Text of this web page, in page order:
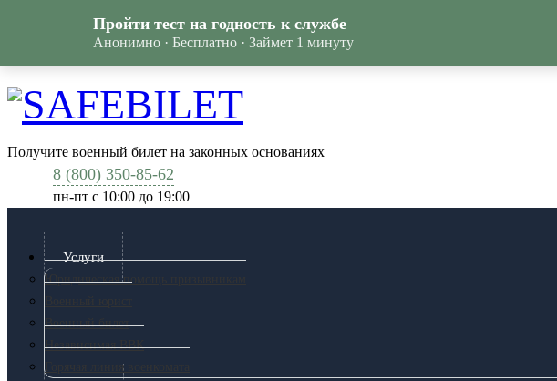
Получите военный билет на законных основаниях
8 (800) 350-85-62
пн-пт c 10:00 до 19:00
Услуги
Юридическая помощь призывникам
Военный юрист
Военный билет
Независимая ВВК
Горячая линия военкомата
Пройти тест на годность к службе
Анонимно · Бесплатно · Займет 1 минуту